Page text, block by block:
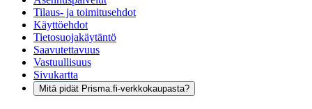
Tilaus- ja toimitusehdot
Käyttöehdot
Tietosuojakäytäntö
Saavutettavuus
Vastuullisuus
Sivukartta
Mitä pidät Prisma.fi-verkkokaupasta?